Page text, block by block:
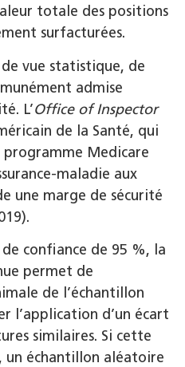
totale des positions
surfacturées.
vue statistique, de
admise
L’Office of Inspector
de la Santé, qui
Medicare
maladie aux
une marge de sécurité
confiance de 95 %, la
permet de
de l’échantillon
l’application d’un écart
similaires. Si cette
un échantillon aléatoire